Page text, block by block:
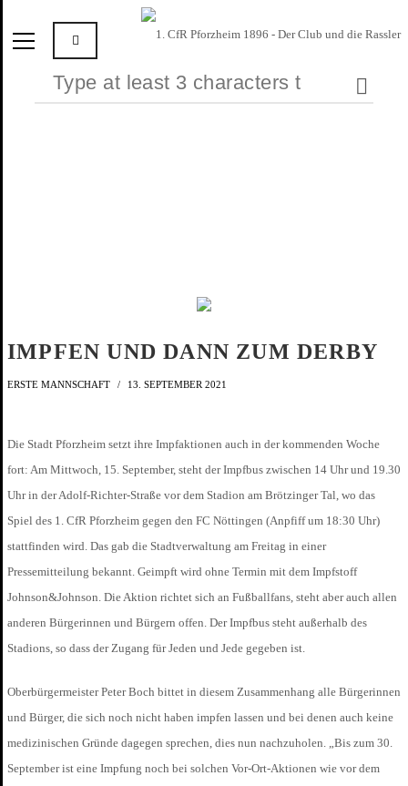
IMPFEN UND DANN ZUM DERBY
ERSTE MANNSCHAFT 13. SEPTEMBER 2021
Die Stadt Pforzheim setzt ihre Impfaktionen auch in der kommenden Woche
fort: Am Mittwoch, 15. September, steht der Impfbus zwischen 14 Uhr und 19.30
Uhr in der Adolf-Richter-Straße vor dem Stadion am Brötzinger Tal, wo das
Spiel des 1. CfR Pforzheim gegen den FC Nöttingen (Anpfiff um 18:30 Uhr)
stattfinden wird. Das gab die Stadtverwaltung am Freitag in einer
Pressemitteilung bekannt. Geimpft wird ohne Termin mit dem Impfstoff
Johnson&Johnson. Die Aktion richtet sich an Fußballfans, steht aber auch allen
anderen Bürgerinnen und Bürgern offen. Der Impfbus steht außerhalb des
Stadions, so dass der Zugang für Jeden und Jede gegeben ist.
Oberbürgermeister Peter Boch bittet in diesem Zusammenhang alle Bürgerinnen
und Bürger, die sich noch nicht haben impfen lassen und bei denen auch keine
medizinischen Gründe dagegen sprechen, dies nun nachzuholen. „Bis zum 30.
September ist eine Impfung noch bei solchen Vor-Ort-Aktionen wie vor dem